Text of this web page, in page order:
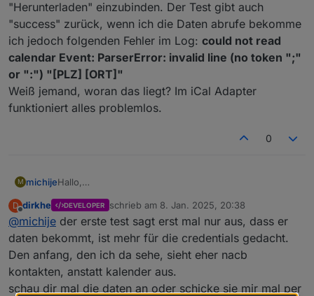
"Herunterladen" einzubinden. Der Test gibt auch
"success" zurück, wenn ich die Daten abrufe bekomme
ich jedoch folgenden Fehler im Log: could not read
calendar Event: ParserError: invalid line (no token ";"
or ":") "[PLZ] [ORT]"
Weiß jemand, woran das liegt? Im iCal Adapter
funktioniert alles problemlos.
0
M michijeHallo,
caldav.icloud.com/published/XXX) über
"Herunterladen" einzubinden. Der Test gibt auch
"success" zurück, wenn ich die Daten abrufe
bekomme ich jedoch folgenden Fehler im Log:
not read calendar Event: ParserError: invalid line (no
token ";" or ":") "[PLZ] [ORT]"
Weiß jemand, woran das liegt? Im iCal Adapter
D
Offline
dirkhe DEVELOPER schrieb am 8. Jan. 2025, 20:38
zuletzt editiert von
@michije der erste test sagt erst mal nur aus, dass er
daten bekommt, ist mehr für die credentials gedacht.
Den anfang, den ich da sehe, sieht eher nacb
kontakten, anstatt kalender aus.
schau dir mal die daten an oder schicke sie mir mal per